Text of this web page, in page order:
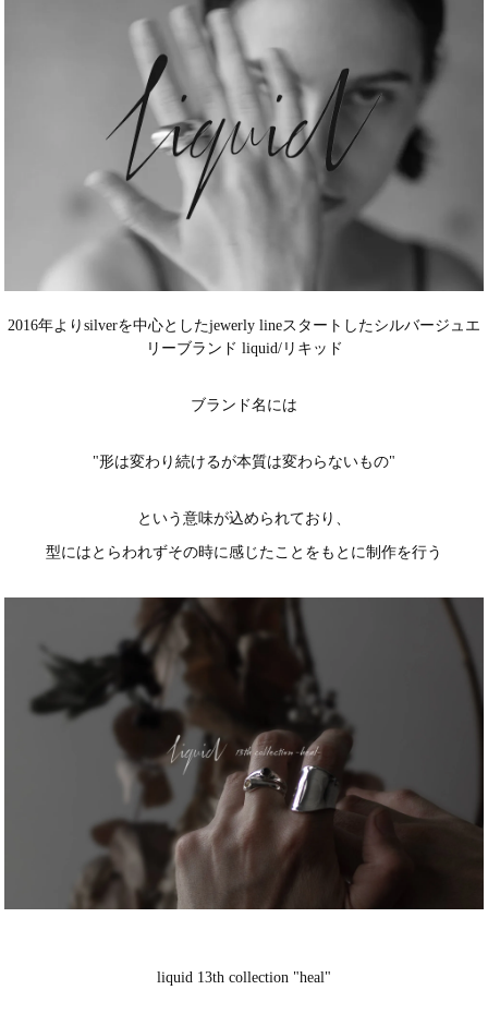
2016年よりsilverを中心としたjewerly lineスタートしたシルバージュエ
リーブランド liquid/リキッド
ブランド名には
"形は変わり続けるが本質は変わらないもの"
という意味が込められており、
型にはとらわれずその時に感じたことをもとに制作を行う
liquid 13th collection "heal"